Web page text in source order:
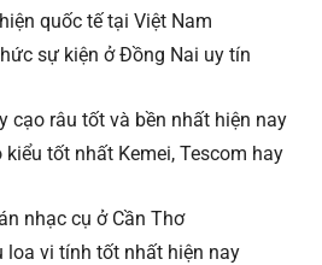
quốc tế tại Việt Nam
sự kiện ở Đồng Nai uy tín
cạo râu tốt và bền nhất hiện nay
tốt nhất Kemei, Tescom hay
nhạc cụ ở Cần Thơ
loa vi tính tốt nhất hiện nay